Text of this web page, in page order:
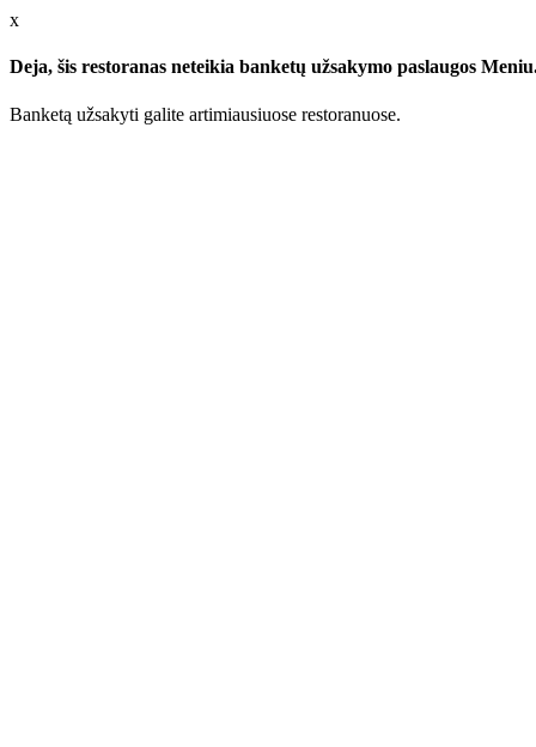
x
Deja, šis restoranas neteikia banketų užsakymo paslaugos
Banketą užsakyti galite artimiausiuose restoranuose.